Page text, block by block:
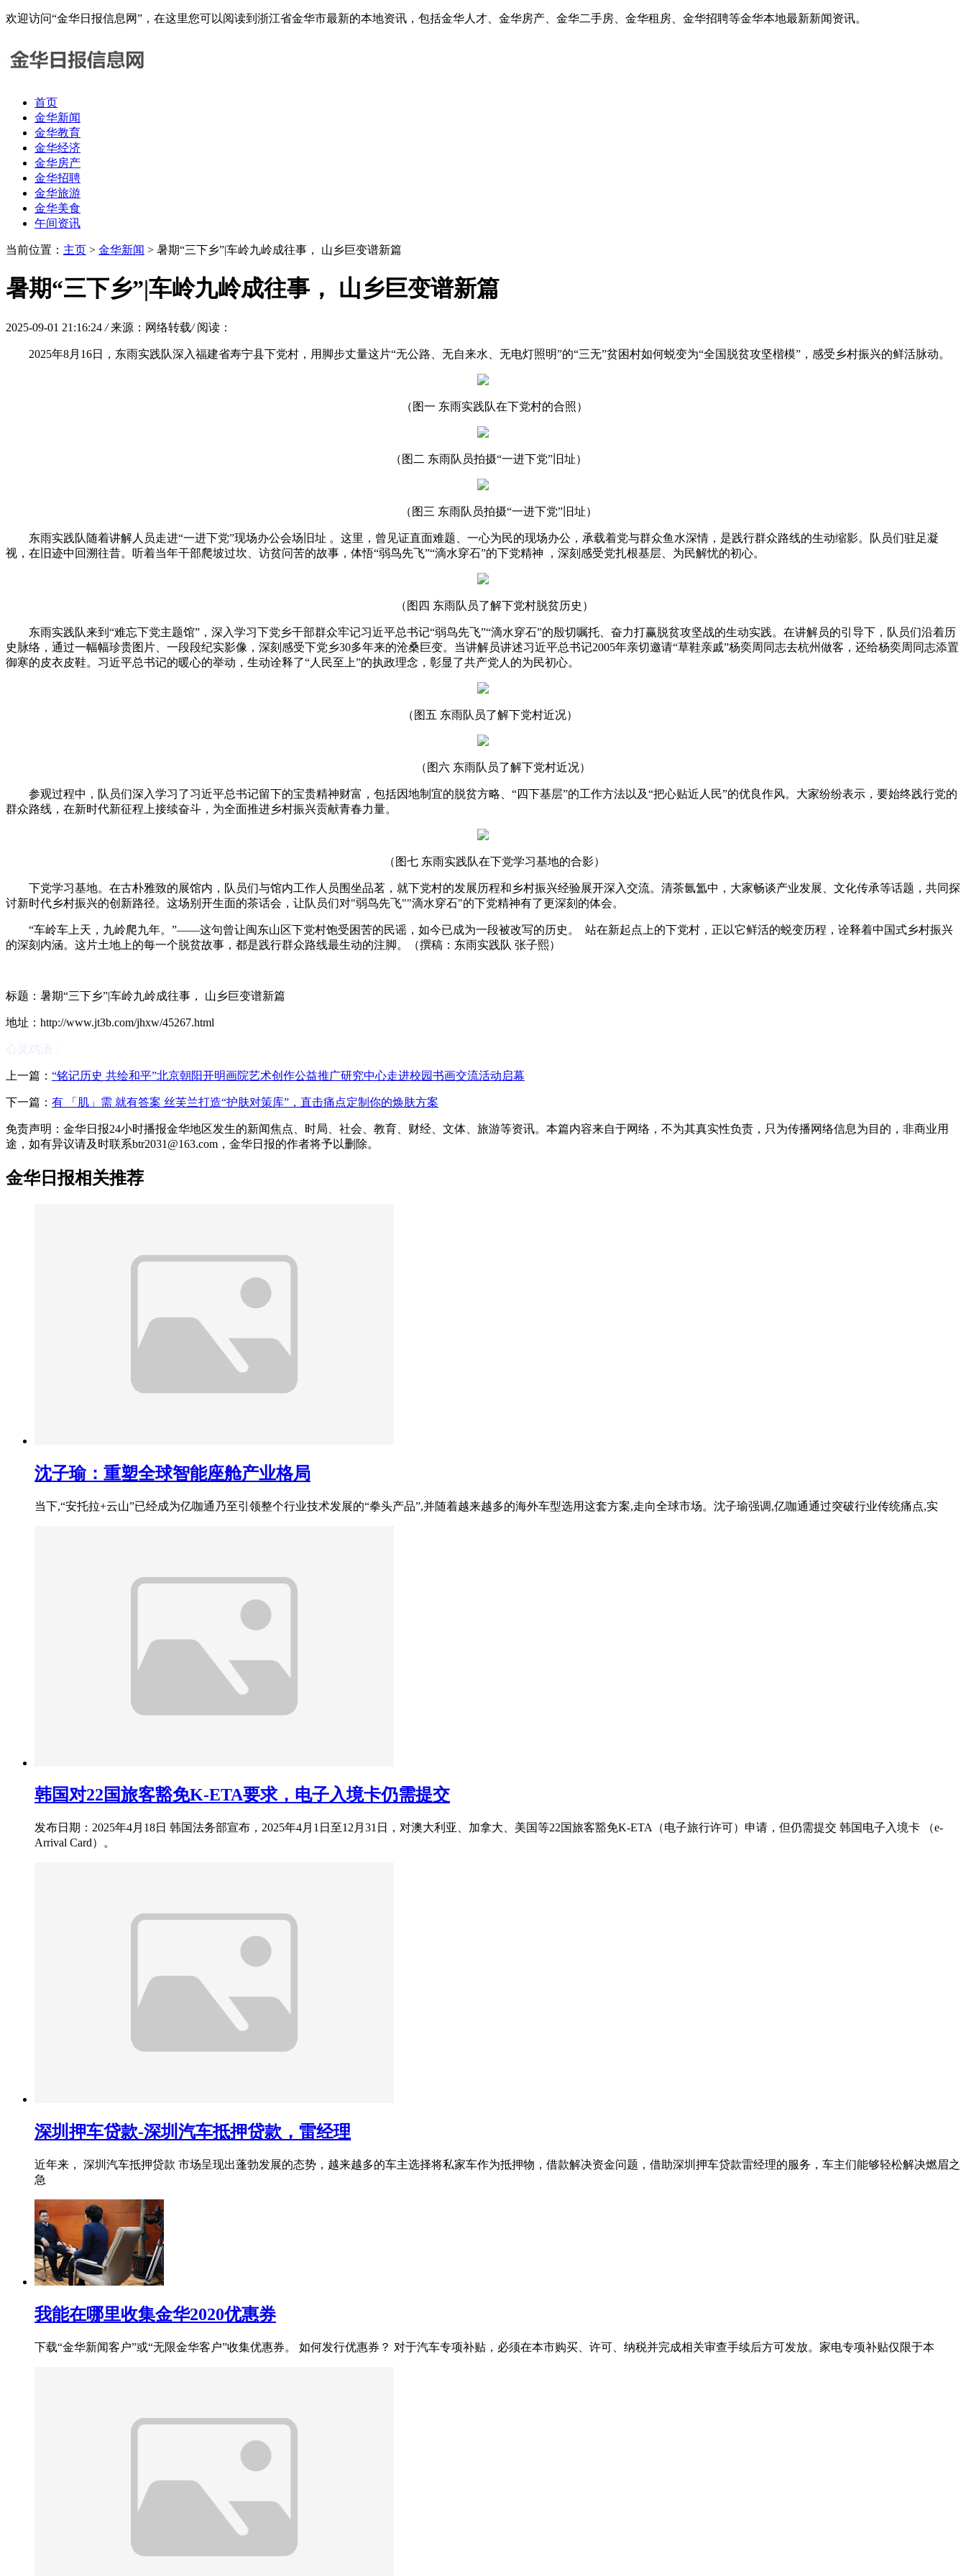
欢迎访问“金华日报信息网”，在这里您可以阅读到浙江省金华市最新的本地资讯，包括金华人才、金华房产、金华二手房、金华租房、金华招聘等金华本地最新新闻资讯。
首页
金华新闻
金华教育
金华经济
金华房产
金华招聘
金华旅游
金华美食
午间资讯
当前位置： 主页 > 金华新闻 > 暑期“三下乡”|车岭九岭成往事， 山乡巨变谱新篇
暑期“三下乡”|车岭九岭成往事， 山乡巨变谱新篇
2025-09-01 21:16:24 / 来源：网络转载/ 阅读：
2025年8月16日，东雨实践队深入福建省寿宁县下党村，用脚步丈量这片“无公路、无自来水、无电灯照明”的“三无”贫困村如何蜕变为“全国脱贫攻坚楷模”，感受乡村振兴的鲜活脉动。
（图一 东雨实践队在下党村的合照）
（图二 东雨队员拍摄“一进下党”旧址）
（图三 东雨队员拍摄“一进下党”旧址）
东雨实践队随着讲解人员走进“一进下党”现场办公会场旧址 。这里，曾见证直面难题、一心为民的现场办公，承载着党与群众鱼水深情，是践行群众路线的生动缩影。队员们驻足凝
视，在旧迹中回溯往昔。听着当年干部爬坡过坎、访贫问苦的故事，体悟“弱鸟先飞”“滴水穿石”的下党精神 ，深刻感受党扎根基层、为民解忧的初心。
（图四 东雨队员了解下党村脱贫历史）
东雨实践队来到“难忘下党主题馆”，深入学习下党乡干部群众牢记习近平总书记“弱鸟先飞”“滴水穿石”的殷切嘱托、奋力打赢脱贫攻坚战的生动实践。在讲解员的引导下，队员们沿着历
史脉络，通过一幅幅珍贵图片、一段段纪实影像，深刻感受下党乡30多年来的沧桑巨变。当讲解员讲述习近平总书记2005年亲切邀请“草鞋亲戚”杨奕周同志去杭州做客，还给杨奕周同志添置
御寒的皮衣皮鞋。 习近平总书记的暖心的举动，生动诠释了“人民至上”的执政理念，彰显了共产党人的为民初心。
（图五 东雨队员了解下党村近况）
（图六 东雨队员了解下党村近况）
参观过程中，队员们深入学习了习近平总书记留下的宝贵精神财富，包括因地制宜的脱贫方略、“四下基层”的工作方法以及“把心贴近人民”的优良作风。大家纷纷表示，要始终践行党的
群众路线，在新时代新征程上接续奋斗，为全面推进乡村振兴贡献青春力量。
（图七 东雨实践队在下党学习基地的合影）
下党学习基地。在古朴雅致的展馆内，队员们与馆内工作人员围坐品茗，就下党村的发展历程和乡村振兴经验展开深入交流。清茶氤氲中，大家畅谈产业发展、文化传承等话题，共同探
讨新时代乡村振兴的创新路径。这场别开生面的茶话会，让队员们对"弱鸟先飞""滴水穿石"的下党精神有了更深刻的体会。
“车岭车上天，九岭爬九年。”——这句曾让闽东山区下党村饱受困苦的民谣，如今已成为一段被改写的历史。 站在新起点上的下党村，正以它鲜活的蜕变历程，诠释着中国式乡村振兴
的深刻内涵。这片土地上的每一个脱贫故事，都是践行群众路线最生动的注脚。
（撰稿：东雨实践队 张子熙）
标题：暑期“三下乡”|车岭九岭成往事， 山乡巨变谱新篇
地址：http://www.jt3b.com/jhxw/45267.html
心灵鸡汤：
上一篇： “铭记历史 共绘和平”北京朝阳开明画院艺术创作公益推广研究中心走进校园书画交流活动启幕
下一篇： 有 「肌」需 就有答案 丝芙兰打造“护肤对策库”，直击痛点定制你的焕肤方案
免责声明：金华日报24小时播报金华地区发生的新闻焦点、时局、社会、教育、财经、文体、旅游等资讯。本篇内容来自于网络，不为其真实性负责，只为传播网络信息为目的，非商业用
途，如有异议请及时联系btr2031@163.com，金华日报的作者将予以删除。
金华日报相关推荐
沈子瑜：重塑全球智能座舱产业格局
当下,“安托拉+云山”已经成为亿咖通乃至引领整个行业技术发展的“拳头产品”,并随着越来越多的海外车型选用这套方案,走向全球市场。沈子瑜强调,亿咖通通过突破行业传统痛点,实
韩国对22国旅客豁免K-ETA要求，电子入境卡仍需提交
发布日期：2025年4月18日 韩国法务部宣布，2025年4月1日至12月31日，对澳大利亚、加拿大、美国等22国旅客豁免K-ETA（电子旅行许可）申请，但仍需提交 韩国电子入境卡 （e-
Arrival Card）。
深圳押车贷款-深圳汽车抵押贷款，雷经理
近年来， 深圳汽车抵押贷款 市场呈现出蓬勃发展的态势，越来越多的车主选择将私家车作为抵押物，借款解决资金问题，借助深圳押车贷款雷经理的服务，车主们能够轻松解决燃眉之
急
我能在哪里收集金华2020优惠券
下载“金华新闻客户”或“无限金华客户”收集优惠券。 如何发行优惠券？ 对于汽车专项补贴，必须在本市购买、许可、纳税并完成相关审查手续后方可发放。家电专项补贴仅限于本